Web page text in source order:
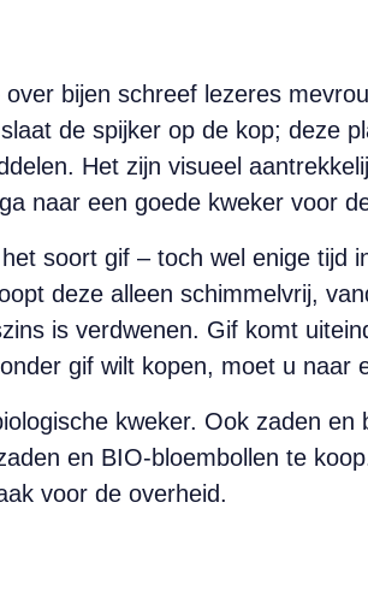
bijen schreef lezeres
de spijker op de kop; deze
Het zijn visueel
naar een goede kweker voor
soort gif – toch wel enige tijd
deze alleen schimmelvrij,
is verdwenen. Gif komt
gif wilt kopen, moet u naar
kweker. Ook zaden
en BIO-bloembollen te
voor de overheid.